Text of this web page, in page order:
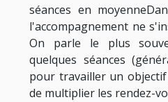
séances en
l'accompagnement ne
On parle le plus
quelques séances
pour travailler un
de multiplier les rendez-